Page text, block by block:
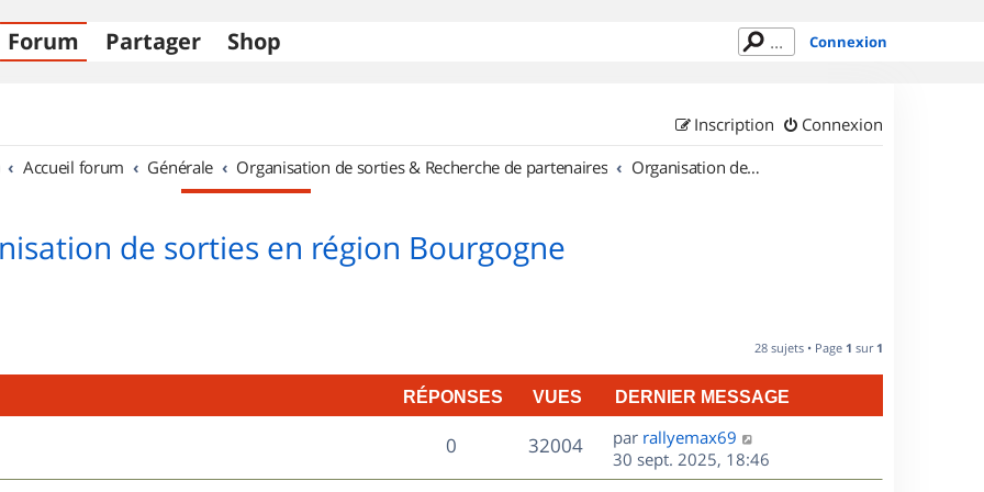
Forum Partager Shop Connexion
Connexion
Inscription
Accueil forum Générale Organisation de sorties & Recherche de partenaires Organisation de sorties en région Bourgogne
de sorties en région Bourgogne
28 sujets • Page 1 sur 1
RÉPONSES VUES DERNIER MESSAGE
0R
é
32004V
u
D
e
r
par rallyemax69
30 sept. 2025, 18:46